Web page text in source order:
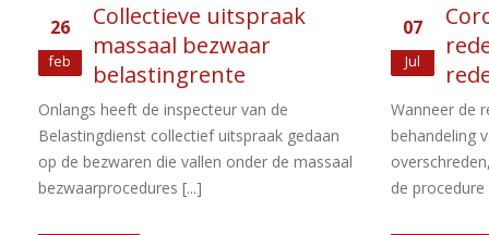
07
Jul
Coronapandemie geen
reden voor verlenging
redelijke termijn
Wanneer de redelijke termijn voor de
behandeling van een procedure is
overschreden, heeft de belanghebbende in
de procedure recht [...]
25
nov
Hof
Hof Den
uitspraak
beslissingen